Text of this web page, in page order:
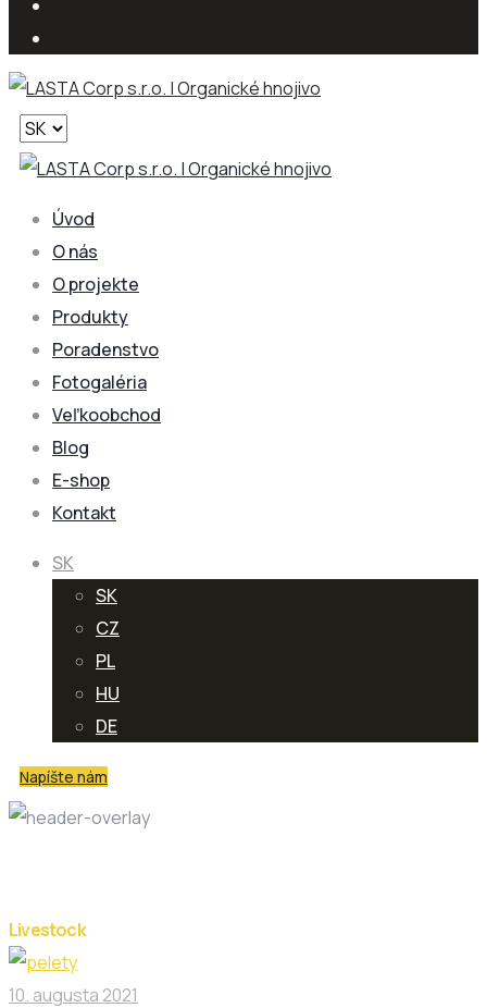
Vyberte
jazyk
Úvod
O nás
O projekte
Produkty
Poradenstvo
Fotogaléria
Veľkoobchod
Blog
E-shop
Kontakt
SK
SK
CZ
PL
HU
DE
Napíšte nám
Livestock
10. augusta 2021